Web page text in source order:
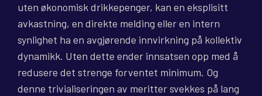
uten økonomisk drikkepenger, kan en eksplisitt
avkastning, en direkte melding eller en intern
synlighet ha en avgjørende innvirkning på kollektiv
dynamikk. Uten dette ender innsatsen opp med å
redusere det strenge forventet minimum. Og
denne trivialiseringen av meritter svekkes på lang